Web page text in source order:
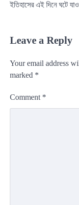
ইতিহাসের এই দিনে ঘটে
Leave a Reply
Your email address
marked *
Comment *